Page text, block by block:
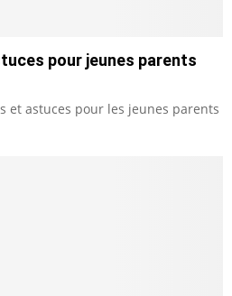
pour jeunes parents
et astuces pour les jeunes parents